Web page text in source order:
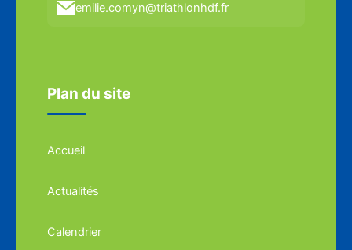
emilie.comyn@triathlonhdf.fr
Plan du site
Accueil
Actualités
Calendrier